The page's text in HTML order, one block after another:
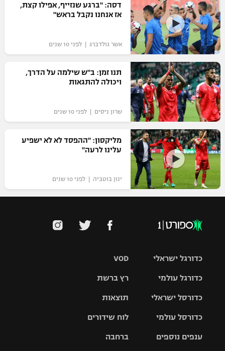
דסה: "ברגע שנזייף, אפילו קצת,
אז אנחנו נקבל בראש"
אשר גולדברג | לפני 10 שנים
תנו זמן: ב"ש שילמה על הדרך,
ויכולה להתגאות
שרון ניסים | לפני 10 שנים
מליקסון: "ההפסד לא לא ישפיע
עלינו לרעה"
ינון בוטביה | לפני 10 שנים
VOD
רץ ברשת
תוצאות
לוח שידורים
ברחבה
כדורגל ישראלי
גביע הטוטו
כדורגל עולמי
האלופות
ליגה
כדורסל ישראלי
סל
כדורסל עולמי
ענפים נוספים